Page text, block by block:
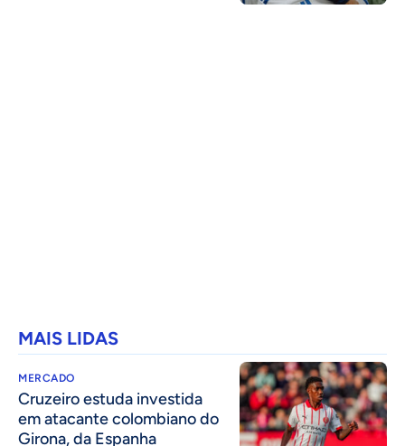
MAIS LIDAS
MERCADO
Cruzeiro estuda investida
em atacante colombiano do
Girona, da Espanha